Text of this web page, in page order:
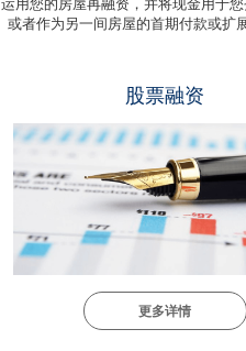
或者作为另一间房屋的首期付款或扩
股票融资
更多详情